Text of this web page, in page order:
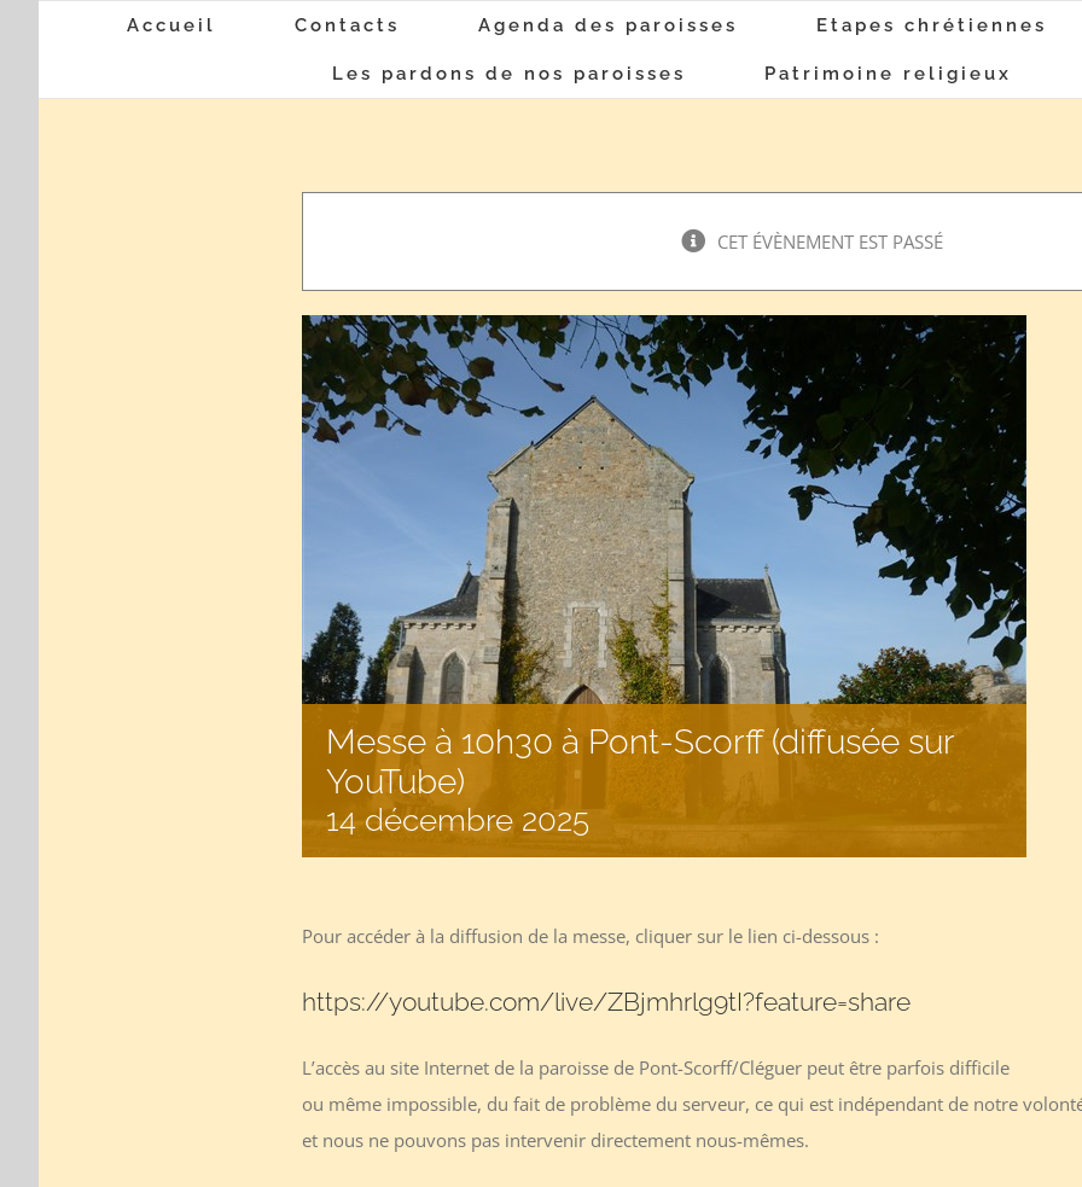
Accueil Contacts Agenda des paroisses Etapes chrétiennes
Les pardons de nos paroisses Patrimoine religieux
CET ÉVÈNEMENT EST PASSÉ
Messe à 10h30 à Pont-Scorff (diffusée sur
YouTube)
14 décembre 2025
Pour accéder à la diffusion de la messe, cliquer sur le lien ci-dessous :
https://youtube.com/live/ZBjmhrlg9tI?feature=share
L’accès au site Internet de la paroisse de Pont-Scorff/Cléguer peut être parfois difficile
ou même impossible, du fait de problème du serveur, ce qui est indépendant de notre
et nous ne pouvons pas intervenir directement nous-mêmes.